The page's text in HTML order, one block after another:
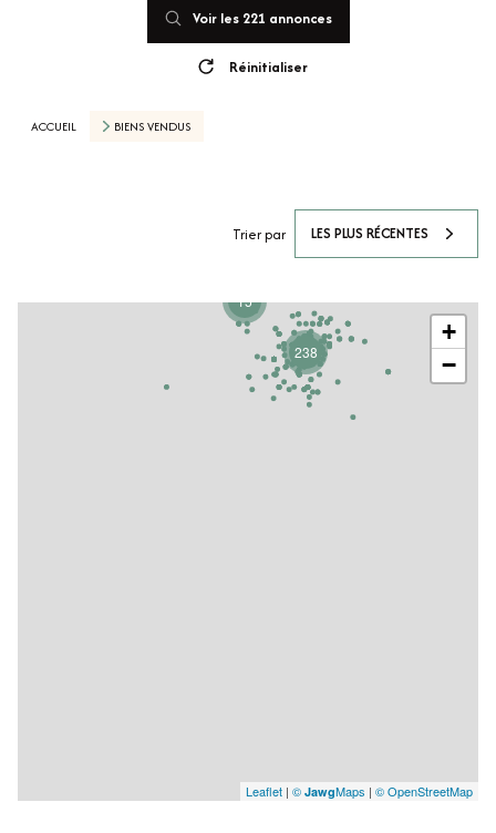
Voir les 221 annonces
Réinitialiser
ACCUEIL BIENS VENDUS
Trier par LES PLUS RÉCENTES
15
238
+
−
Leaflet | © JawgMaps | © OpenStreetMap